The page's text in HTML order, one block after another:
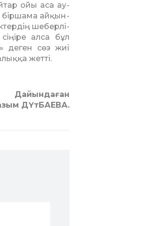
ойы аса ау­
біршама ай­қын­
шебер­лі­
алса бұл
де­ген сөз жиі
жет­ті.
Дайындаған
ДҮтБАЕВА.